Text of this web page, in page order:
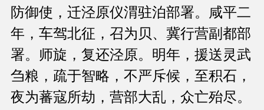
防御使，迁泾原仪渭驻泊部署。咸平二
年，车驾北征，召为贝、冀行营副都部
署。师旋，复还泾原。明年，援送灵武
刍粮，疏于智略，不严斥候，至积石，
夜为蕃寇所劫，营部大乱，众亡殆尽。